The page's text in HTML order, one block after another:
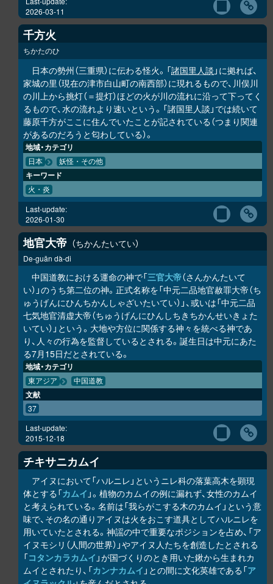
2026-03-11
千方火
ちかたのひ
日本の勢州（三重県）に伝わる怪火。「諸国里人談 」に拠れば、
家城の里（現在の津市白山町の南西部）に現れるもので、川俣川
の川上から挑灯（＝提灯）ほどの火が川の流れに沿って下ってく
るもので、水の流れより速いという。「諸国里人談」では続いて
藤原千方がここに住んでいたことが記されている（つまり関連
があるのだろうと匂わしている）。
地域・カテゴリ
日本 妖怪・その他
キーワード
火・炎
Last-update:
2026-01-30
地官大帝 ちかんたいてい
De-guān dà-di
中国道教における運命の神で「三官大帝（さんかんたいて
い）」のうち第二位の神。正式名称を「中元二品地官赦罪大帝（ち
ゅうげんにひんちかんしゃざいたいてい）」、或いは「中元二品
七気地官清虚大帝（ちゅうげんにひんしちきちかんせいきょた
いてい）」という。大地や方位に関係する神々を統べる神であ
り、人々の行為を監督しているとされる。誕生日は中元にあた
る7月15日だとされている。
地域・カテゴリ
東アジア 中国道教
文献
37
Last-update:
2015-12-18
チキサニカムイ
アイヌにおいて「ハルニレ」というニレ科の落葉高木を顕現
体とする「カムイ 」。植物のカムイの例に漏れず、女性のカムイ
と考えられている。名前は「我らがこする木のカムイ」という意
味で、その名の通りアイヌは火をおこす道具としてハルニレを
用いていたとされる。神謡の中で重要なポジションを占め、「ア
イヌモシ リ （人間の世界）」やアイヌ人たちを創造したとされる
「コタンカラ カムイ 」が国づくりのとき用いた鍬から生まれカ
ムイとされたり、「カンナカムイ 」との間に文化英雄である「ア